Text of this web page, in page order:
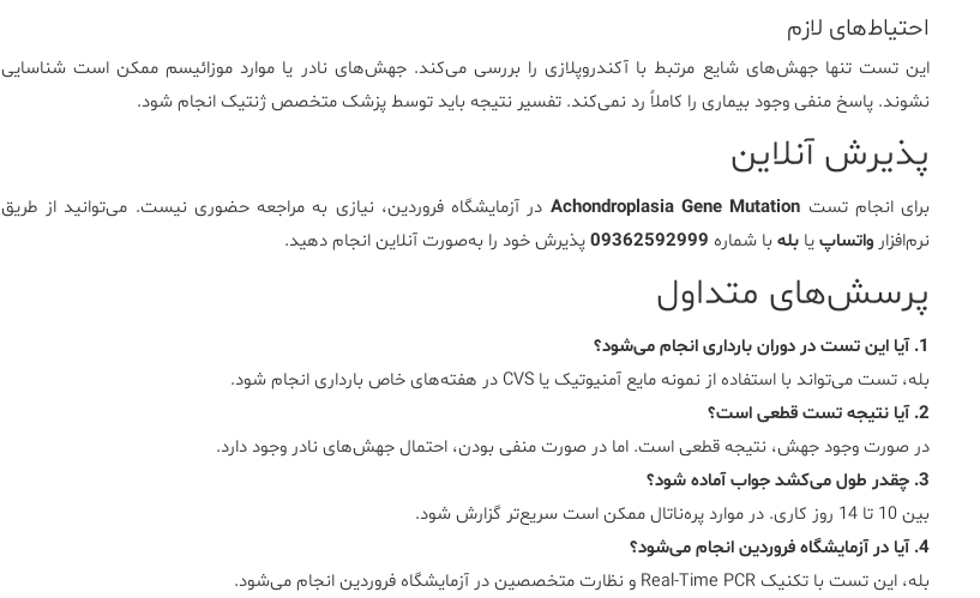
احتیاط‌های لازم
اینتستتنهاجهش‌هایشایع مرتبط با آکندروپلازی را بررسیمی‌کند.جهش‌های نادر یا موارد موزائیسم ممکناستشناسایی
نشوند. پاسخمنفیوجود بیماری را کاملاً رد نمی‌کند. تفسیر نتیجه باید توسط پزشکمتخصصژنتیکانجامشود.
پذیرش آنلاین
برایانجامتست AchondroplasiaGene Mutation در آزمایشگاهفروردین، نیازی به مراجعهحضوری نیست. می‌توانید از طریق
نرم‌افزار واتساپیا بله با شماره 09362592999پذیرشخود را به‌صورتآنلاینانجامدهید.
پرسش‌های متداول
1. آیا اینتستدردورانبارداریانجاممی‌شود؟
بله، تستمی‌تواند با استفاده از نمونهمایعآمنیوتیکیا CVSدر هفته‌هایخاص بارداریانجامشود.
2. آیا نتیجهتستقطعیاست؟
در صورتوجود جهش، نتیجهقطعیاست. اما در صورتمنفی بودن، احتمالجهش‌های نادر وجود دارد.
3. چقدر طولمی‌کشدجوابآمادهشود؟
بین10 تا 14 روز کاری. در موارد پره‌ناتالممکناستسریع‌تر گزارششود.
4. آیا درآزمایشگاهفروردینانجاممی‌شود؟
بله، اینتست با تکنیک Real-Time PCR و نظارتمتخصصیندر آزمایشگاه فروردینانجاممی‌شود.